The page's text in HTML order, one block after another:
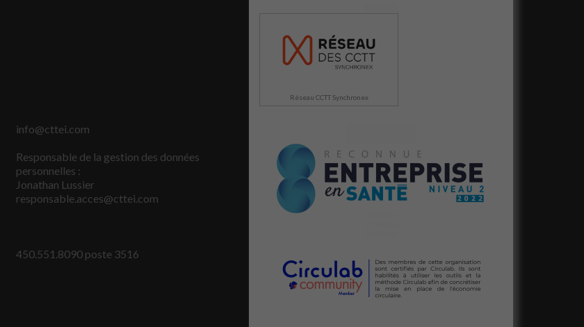
info@cttei.com
Responsable de la gestion des données
personnelles :
Jonathan Lussier
responsable.acces@cttei.com
450.551.8090 poste 3516
Réseau CCTT Synchronex